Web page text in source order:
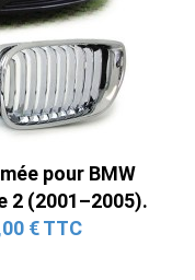
pour BMW
2 (2001–2005).
€ TTC